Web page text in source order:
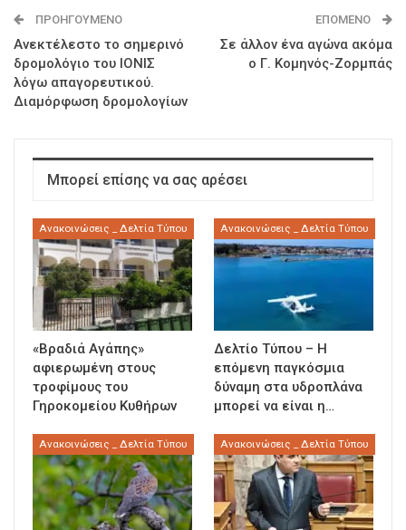
ΠΡΟΗΓΟΎΜΕΝΟ
Ανεκτέλεστο το σημερινό
δρομολόγιο του ΙΟΝΙΣ
λόγω απαγορευτικού.
Διαμόρφωση δρομολογίων
ΕΠΌΜΕΝΟ
Σε άλλον ένα αγώνα ακόμα
ο Γ. Κομηνός-Ζορμπάς
Μπορεί επίσης να σας αρέσει
Ανακοινώσεις _ Δελτία Τύπου
«Βραδιά Αγάπης»
αφιερωμένη στους
τροφίμους του
Γηροκομείου Κυθήρων
Ανακοινώσεις _ Δελτία Τύπου
Δελτίο Τύπου – Η
επόμενη παγκόσμια
δύναμη στα υδροπλάνα
μπορεί να είναι η…
Ανακοινώσεις _ Δελτία Τύπου Ανακοινώσεις _ Δελτία Τύπου